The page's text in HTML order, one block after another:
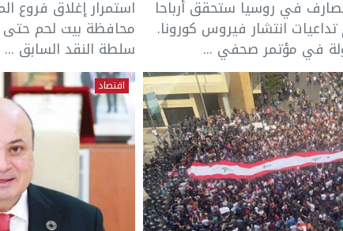
في روسيا ستحقق أرباحا
رغم تداعيات انتشار فيروس كورونا.
في مؤتمر صحفي ...
استمرار إغلاق فروع
محافظة بيت لحم حتى
سلطة النقد السابق ...
اقتصاد